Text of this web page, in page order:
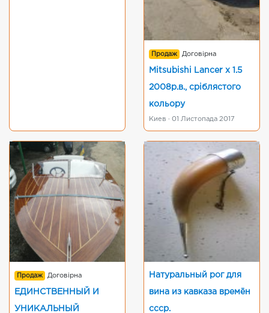
Продаж Договірна
Mitsubishi Lancer x 1.5
2008р.в., сріблястого
кольору
Киев · 01 Листопада 2017
Продаж Договірна
ЕДИНСТВЕННЫЙ И
УНИКАЛЬНЫЙ
Натуральный рог для
вина из кавказа времён
ссср.